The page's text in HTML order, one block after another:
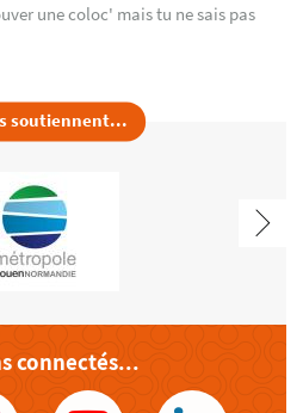
une coloc' mais tu ne sais pas
soutiennent...
connectés...